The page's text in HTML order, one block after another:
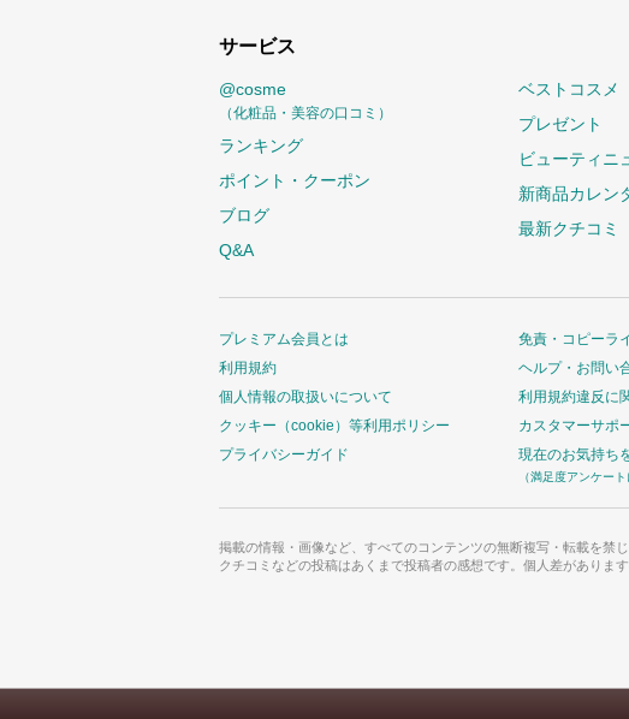
サービス
@cosme
（化粧品・美容の口コミ）
ランキング
ポイント・クーポン
ブログ
Q&A
ベストコスメ
プレゼント
ビューティニ
新商品カレン
最新クチコミ
プレミアム会員とは
利用規約
個人情報の取扱いについて
クッキー（cookie）等利用ポリシー
プライバシーガイド
免責・コピーラ
ヘルプ・お問い
利用規約違反に
カスタマーサポ
現在のお気持ち
（満足度アンケー
掲載の情報・画像など、すべてのコンテンツの無断複写・転載を禁じ
クチコミなどの投稿はあくまで投稿者の感想です。個人差があります